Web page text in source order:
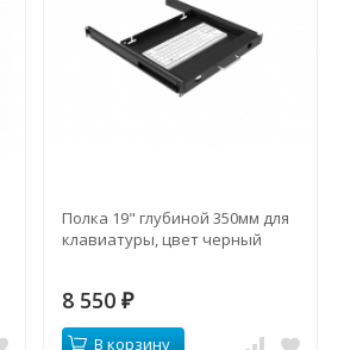
Полка 19" глубиной 350мм для
клавиатуры, цвет черный
8 550 ₽
В корзину